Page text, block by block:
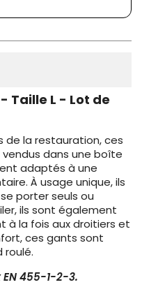
Taille L - Lot de
de la restauration, ces
dans une boîte
adaptés à une
À usage unique, ils
porter seuls ou
ils sont également
à la fois aux droitiers et
ces gants sont
455-1-2-3.